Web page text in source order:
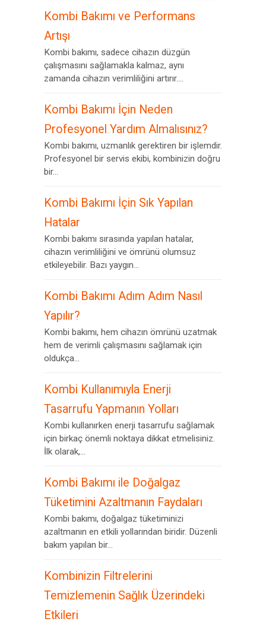
Kombi Bakımı ve Performans
Artışı
Kombi bakımı, sadece cihazın düzgün
çalışmasını sağlamakla kalmaz, aynı
zamanda cihazın verimliliğini artırır....
Kombi Bakımı İçin Neden
Profesyonel Yardım Almalısınız?
Kombi bakımı, uzmanlık gerektiren bir işlemdir.
Profesyonel bir servis ekibi, kombinizin doğru
bir...
Kombi Bakımı İçin Sık Yapılan
Hatalar
Kombi bakımı sırasında yapılan hatalar,
cihazın verimliliğini ve ömrünü olumsuz
etkileyebilir. Bazı yaygın...
Kombi Bakımı Adım Adım Nasıl
Yapılır?
Kombi bakımı, hem cihazın ömrünü uzatmak
hem de verimli çalışmasını sağlamak için
oldukça...
Kombi Kullanımıyla Enerji
Tasarrufu Yapmanın Yolları
Kombi kullanırken enerji tasarrufu sağlamak
için birkaç önemli noktaya dikkat etmelisiniz.
İlk olarak,...
Kombi Bakımı ile Doğalgaz
Tüketimini Azaltmanın Faydaları
Kombi bakımı, doğalgaz tüketiminizi
azaltmanın en etkili yollarından biridir. Düzenli
bakım yapılan bir...
Kombinizin Filtrelerini
Temizlemenin Sağlık Üzerindeki
Etkileri